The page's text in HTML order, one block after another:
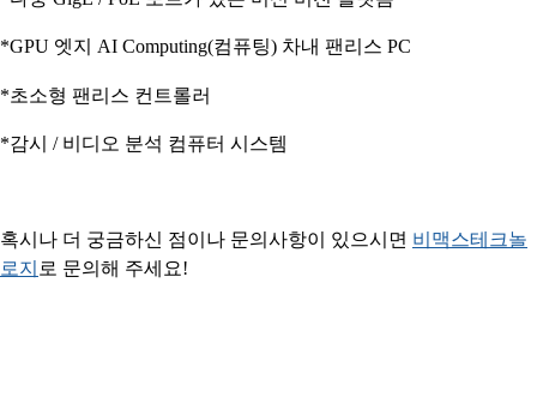
*GPU 엣지 AI Computing(컴퓨팅) 차내 팬리스 PC
*초소형 팬리스 컨트롤러
*감시 / 비디오 분석 컴퓨터 시스템
혹시나 더 궁금하신 점이나 문의사항이 있으시면 ​비맥스테크놀
로지​​ 로 문의해 주세요!